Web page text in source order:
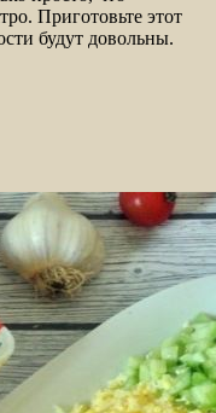
Приготовьте этот
будут довольны.